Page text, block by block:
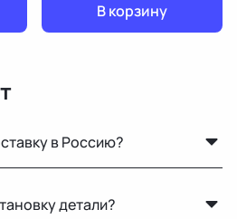
В корзину
в Россию?
с проверенными
детали?